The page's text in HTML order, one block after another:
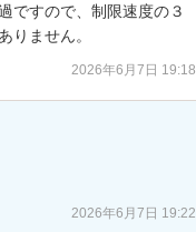
ですので、制限速度の３
りません。
2026年6月7日 19:18
2026年6月7日 19:22